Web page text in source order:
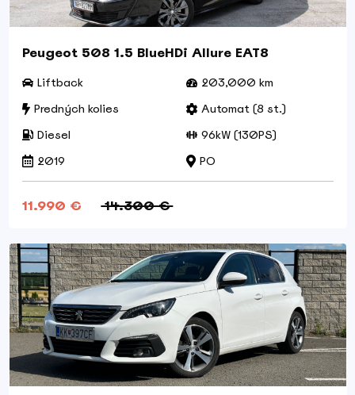
Peugeot 508 1.5 BlueHDi Allure EAT8
Liftback
203,000 km
Predných kolies
Automat (8 st.)
Diesel
96kW (130PS)
2019
PO
11.990 € 14.300 €